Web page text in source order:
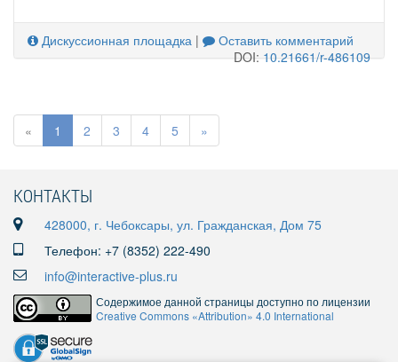
Дискуссионная площадка |
Оставить комментарий
DOI:10.21661/r-486109
« 1 2 3 4 5 »
КОНТАКТЫ
428000, г. Чебоксары, ул. Гражданская, Дом 75
Телефон: +7 (8352) 222-490
info@interactive-plus.ru
Содержимое данной страницы доступно по лицензии
Creative Commons «Attribution» 4.0 International